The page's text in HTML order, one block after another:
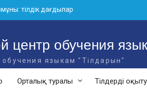
тілдік дағдылар
стратегиялар
2026» ОБЛЫСТЫҚ
тіл – Тәуелсіздік
центр обучения
языкам "Тілдарын"
Орталық туралы Тілдерді оқыту